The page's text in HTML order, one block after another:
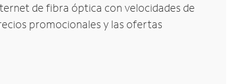
de fibra óptica con velocidades de
promocionales y las ofertas